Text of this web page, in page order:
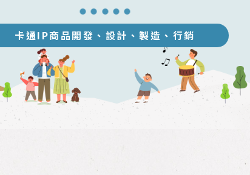
卡通IP商品開發、設計、製造、行銷